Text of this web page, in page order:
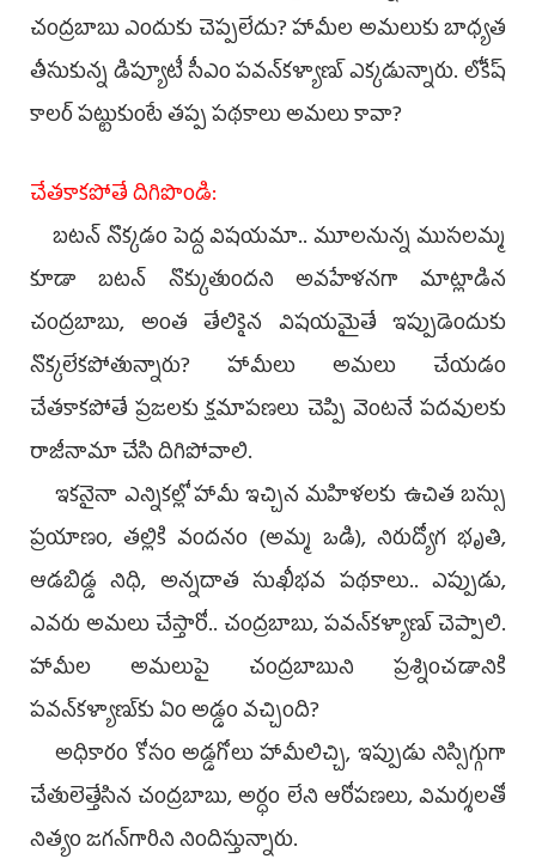
చంద్రబాబు ఎందుకు చెప్పలేదు? హామీల అమలుకు బాధ్యత
తీసుకున్న డిప్యూటీ సీఎం పవన్‌కళ్యాణ్‌ ఎక్కడున్నారు. లోకేష్‌
కాలర్‌ పట్టుకుంటే తప్ప పథకాలు అమలు కావా?
చేతకాకపోతే దిగిపొండి:
బటన్‌ నొక్కడం పెద్ద విషయమా.. మూలనున్న ముసలమ్మ
కూడా బటన్‌ నొక్కుతుందని అవహేళనగా మాట్లాడిన
చంద్రబాబు, అంత తేలికైన విషయమైతే ఇప్పుడెందుకు
నొక్కలేకపోతున్నారు? హామీలు అమలు చేయడం
చేతకాకపోతే ప్రజలకు క్షమాపణలు చెప్పి వెంటనే పదవులకు
రాజీనామా చేసి దిగిపోవాలి.
ఇకనైనా ఎన్నికల్లో హామీ ఇచ్చిన మహిళలకు ఉచిత బస్సు
ప్రయాణం, తల్లికి వందనం (అమ్మ ఒడి), నిరుద్యోగ భృతి,
ఆడబిడ్డ నిధి, అన్నదాత సుఖీభవ పథకాలు.. ఎప్పుడు,
ఎవరు అమలు చేస్తారో.. చంద్రబాబు, పవన్‌కళ్యాణ్‌ చెప్పాలి.
హామీల అమలుపై చంద్రబాబుని ప్రశ్నించడానికి
పవన్‌కళ్యాణ్‌కు ఏం అడ్డం వచ్చింది?
అధికారం కోసం అడ్డగోలు హామీలిచ్చి, ఇప్పుడు నిస్సిగ్గుగా
చేతులెత్తేసిన చంద్రబాబు, అర్ధం లేని ఆరోపణలు, విమర్శలతో
నిత్యం జగన్‌గారిని నిందిస్తున్నారు.